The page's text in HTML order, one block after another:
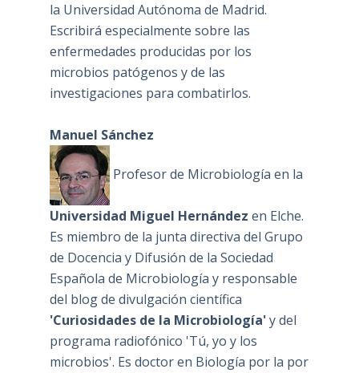
la Universidad Autónoma de Madrid.
Escribirá especialmente sobre las
enfermedades producidas por los
microbios patógenos y de las
investigaciones para combatirlos.
Manuel Sánchez
Profesor de Microbiología en la
Universidad Miguel Hernández en Elche.
Es miembro de la junta directiva del Grupo
de Docencia y Difusión de la Sociedad
Española de Microbiología y responsable
del blog de divulgación científica
'Curiosidades de la Microbiología'y del
programa radiofónico 'Tú, yo y los
microbios'. Es doctor en Biología por la por